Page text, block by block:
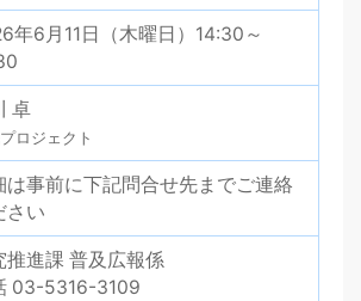
年6月11日（木曜日）14:30～
卓
ロジェクト
は事前に下記問合せ先までご連絡
さい
推進課 普及広報係
03-5316-3109